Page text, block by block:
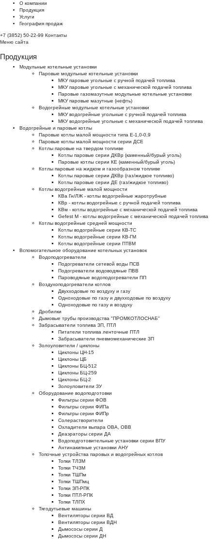
О компании
Продукция
Услуги
География продаж
+7 (3852) 50-22-99 Контакты
Меню сайта
Продукция
Модульные котельные установки
Паровые модульные котельные установки
МКУ паровые угольные с ручной подачей топлива
МКУ паровые угольные с механической подачей топлива
Паровые газомазутные модульные котельные установки
МКУ паровые мазутные (нефть)
Водогрейные модульные котельные установки
МКУ водогрейные угольные с ручной подачей топлива
МКУ водогрейные угольные с механической подачей топлива
Водогрейные и паровые котлы
Паровые котлы малой мощности типа Е-1,0-0,9
Паровые котлы малой мощности серии ДСЕ
Котлы паровые на твердом топливе
Котлы паровые серии ДКВр (каменный/бурый уголь)
Паровые котлы серии КЕ (каменный/бурый уголь)
Котлы паровые на жидком и газообразном топливе
Котлы паровые серии ДКВр (газ/жидкое топливо)
Котлы паровые серии ДЕ (газ/жидкое топливо)
Котлы водогрейные малой мощности
КВа Гн/ЛЖ - котлы водогрейные жаротрубные
КВр - котлы водогрейные с ручной подачей топлива
КВм - котлы водогрейные с механической подачей топлива
Gefest M - котлы водогрейные с механической подачей топлива
Котлы водогрейные средней мощности
Котлы водогрейные серии КВ-ТС
Котлы водогрейные серии КВ-ГМ
Котлы водогрейные серии ПТВМ
Вспомогательное оборудование котельных установок
Водоподогреватели
Подогреватели сетевой воды ПСВ
Подогреватели водоводяные ПВВ
Пароводяные водоподогреватели ПП
Воздухоподогреватели котлов
Двухходовые по воздуху и газу
Одноходовые по газу и двухходовые по воздуху
Одноходовые по газу и воздуху
Дробилки
Дымовые трубы производства "ПРОМКОТЛОСНАБ"
Забрасыватели топлива ЗП, ПТЛ
Питатели топлива ленточные ПТЛ
Забрасыватели пневмомеханические ЗП
Золоуловители / циклоны
Циклоны ЦН-15
Циклоны ЦБ
Циклоны БЦ-512
Циклоны БЦ-259
Циклоны БЦ-2
Золоуловители ЗУ
Оборудование водоподготовки
Фильтры серии ФОВ
Фильтры серии ФИПа
Фильтры серии ФИПр
Солерастворители
Охладители выпара ОВА, ОВВ
Деаэраторы серии ДА
Водоподготовительные установки серии ВПУ
Антинакипные установки АНУ
Топочные устройства паровых и водогрейных котлов
Топки ТЛЗМ
Топки ТЧЗМ
Топки ТШПм
Топки ТШПмц
Топки ЗП-РПК
Топки ПТЛ-РПК
Топки ТЛПХ
Тягодутьевые машины
Вентиляторы серии ВД
Вентиляторы серии ВДН
Дымососы серии Д
Дымососы серии ДН